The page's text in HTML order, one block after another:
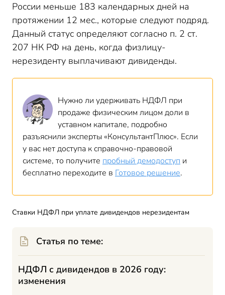
России меньше 183 календарных дней на
протяжении 12 мес., которые следуют подряд.
Данный статус определяют согласно п. 2 ст.
207 НК РФ на день, когда физлицу-
нерезиденту выплачивают дивиденды.
Нужно ли удерживать НДФЛ при
продаже физическим лицом доли в
уставном капитале, подробно
разъяснили эксперты «КонсультантПлюс». Если
у вас нет доступа к справочно-правовой
системе, то получите пробный демодоступ и
бесплатно переходите в Готовое решение.
Ставки НДФЛ при уплате дивидендов нерезидентам
Статья по теме:
НДФЛ с дивидендов в 2026 году:
изменения